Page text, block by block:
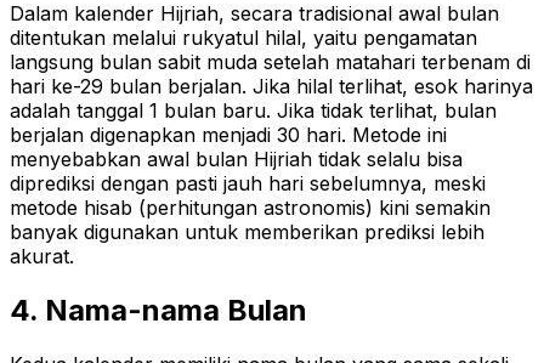
Dalam kalender Hijriah, secara tradisional awal bulan
ditentukan melalui rukyatul hilal, yaitu pengamatan
langsung bulan sabit muda setelah matahari terbenam di
hari ke-29 bulan berjalan. Jika hilal terlihat, esok harinya
adalah tanggal 1 bulan baru. Jika tidak terlihat, bulan
berjalan digenapkan menjadi 30 hari. Metode ini
menyebabkan awal bulan Hijriah tidak selalu bisa
diprediksi dengan pasti jauh hari sebelumnya, meski
metode hisab (perhitungan astronomis) kini semakin
banyak digunakan untuk memberikan prediksi lebih
akurat.
4. Nama-nama Bulan